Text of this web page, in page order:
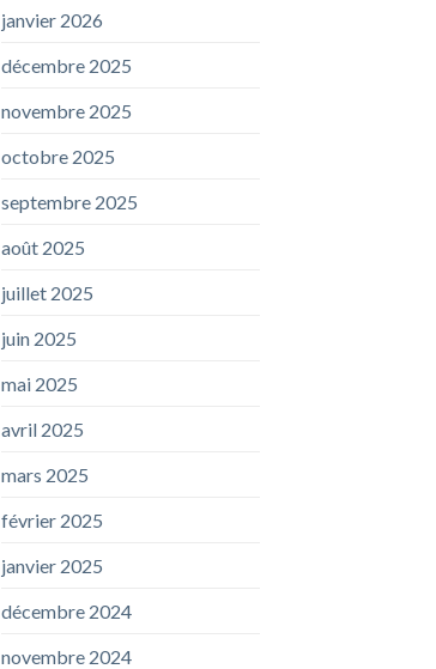
janvier 2026
décembre 2025
novembre 2025
octobre 2025
septembre 2025
août 2025
juillet 2025
juin 2025
mai 2025
avril 2025
mars 2025
février 2025
janvier 2025
décembre 2024
novembre 2024